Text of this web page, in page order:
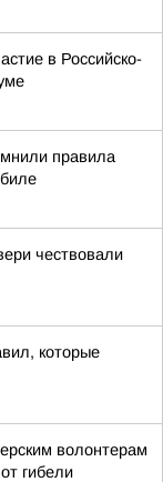
в Российско-
правила
чествовали
которые
волонтерам
гибели